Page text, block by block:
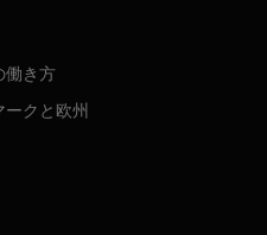
働き方
クと欧州